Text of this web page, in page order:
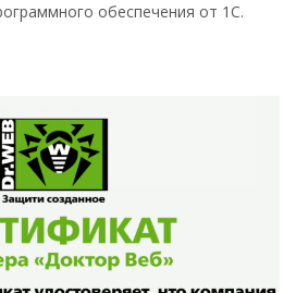
обеспечения от 1С.